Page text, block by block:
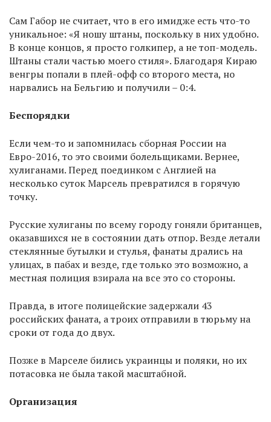
Сам Габор не считает, что в его имидже есть что-то
уникальное: «Я ношу штаны, поскольку в них удобно.
В конце концов, я просто голкипер, а не топ-модель.
Штаны стали частью моего стиля». Благодаря Кираю
венгры попали в плей-офф со второго места, но
нарвались на Бельгию и получили – 0:4.
Беспорядки
Если чем-то и запомнилась сборная России на
Евро-2016, то это своими болельщиками. Вернее,
хулиганами. Перед поединком с Англией на
несколько суток Марсель превратился в горячую
точку.
Русские хулиганы по всему городу гоняли британцев,
оказавшихся не в состоянии дать отпор. Везде летали
стеклянные бутылки и стулья, фанаты дрались на
улицах, в пабах и везде, где только это возможно, а
местная полиция взирала на все это со стороны.
Правда, в итоге полицейские задержали 43
российских фаната, а троих отправили в тюрьму на
сроки от года до двух.
Позже в Марселе бились украинцы и поляки, но их
потасовка не была такой масштабной.
Организация